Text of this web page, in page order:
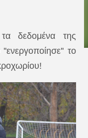
δεδομένα της
''ενεργοποίησε'' το